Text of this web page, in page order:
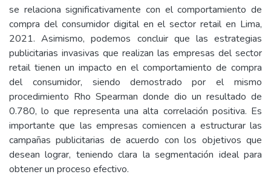
se relaciona significativamente con el comportamiento de
compra del consumidor digital en el sector retail en Lima,
2021. Asimismo, podemos concluir que las estrategias
publicitarias invasivas que realizan las empresas del sector
retail tienen un impacto en el comportamiento de compra
del consumidor, siendo demostrado por el mismo
procedimiento Rho Spearman donde dio un resultado de
0.780, lo que representa una alta correlación positiva. Es
importante que las empresas comiencen a estructurar las
campañas publicitarias de acuerdo con los objetivos que
desean lograr, teniendo clara la segmentación ideal para
obtener un proceso efectivo.